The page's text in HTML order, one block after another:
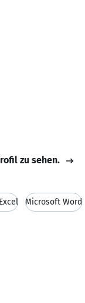
zu sehen.
Microsoft Word